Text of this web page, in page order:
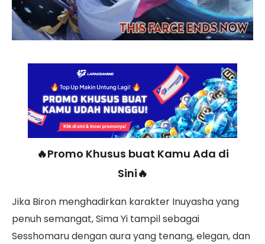
🔥Promo Khusus buat Kamu Ada di
Sini🔥
Jika Biron menghadirkan karakter Inuyasha yang
penuh semangat, Sima Yi tampil sebagai
Sesshomaru dengan aura yang tenang, elegan, dan